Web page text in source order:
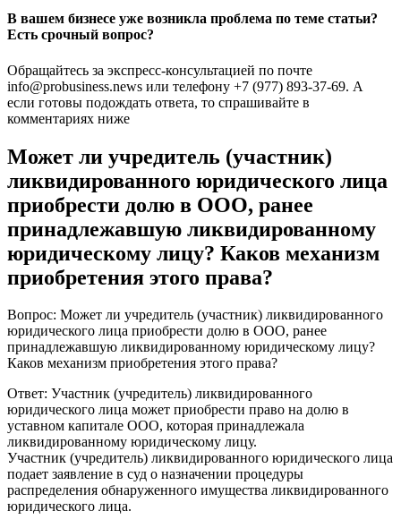
В вашем бизнесе уже возникла проблема по теме статьи?
Есть срочный вопрос?
Обращайтесь за экспресс-консультацией по почте
info@probusiness.news или телефону +7 (977) 893-37-69. А
если готовы подождать ответа, то спрашивайте в
комментариях ниже
Может ли учредитель (участник)
ликвидированного юридического лица
приобрести долю в ООО, ранее
принадлежавшую ликвидированному
юридическому лицу? Каков механизм
приобретения этого права?
Вопрос: Может ли учредитель (участник) ликвидированного
юридического лица приобрести долю в ООО, ранее
принадлежавшую ликвидированному юридическому лицу?
Каков механизм приобретения этого права?
Ответ: Участник (учредитель) ликвидированного
юридического лица может приобрести право на долю в
уставном капитале ООО, которая принадлежала
ликвидированному юридическому лицу.
Участник (учредитель) ликвидированного юридического лица
подает заявление в суд о назначении процедуры
распределения обнаруженного имущества ликвидированного
юридического лица.